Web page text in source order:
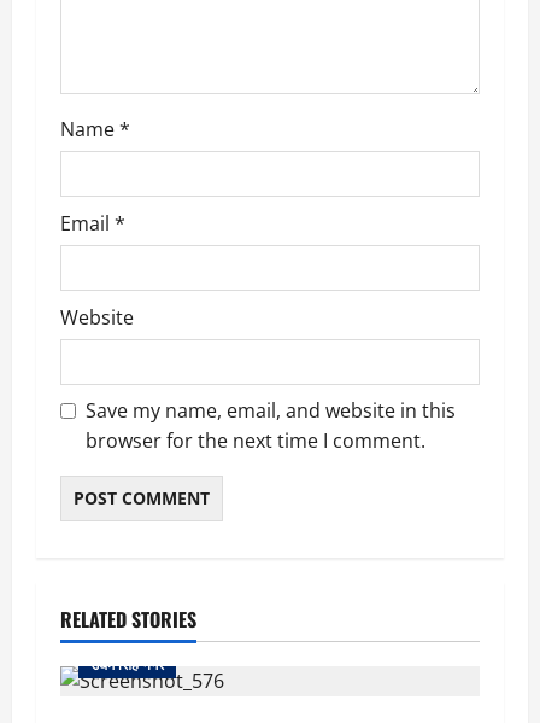
n
Name*
Email *
Website
Save my name, email, and website in this
browser for the next time I comment.
RELATED STORIES
उधम सिंह नगर